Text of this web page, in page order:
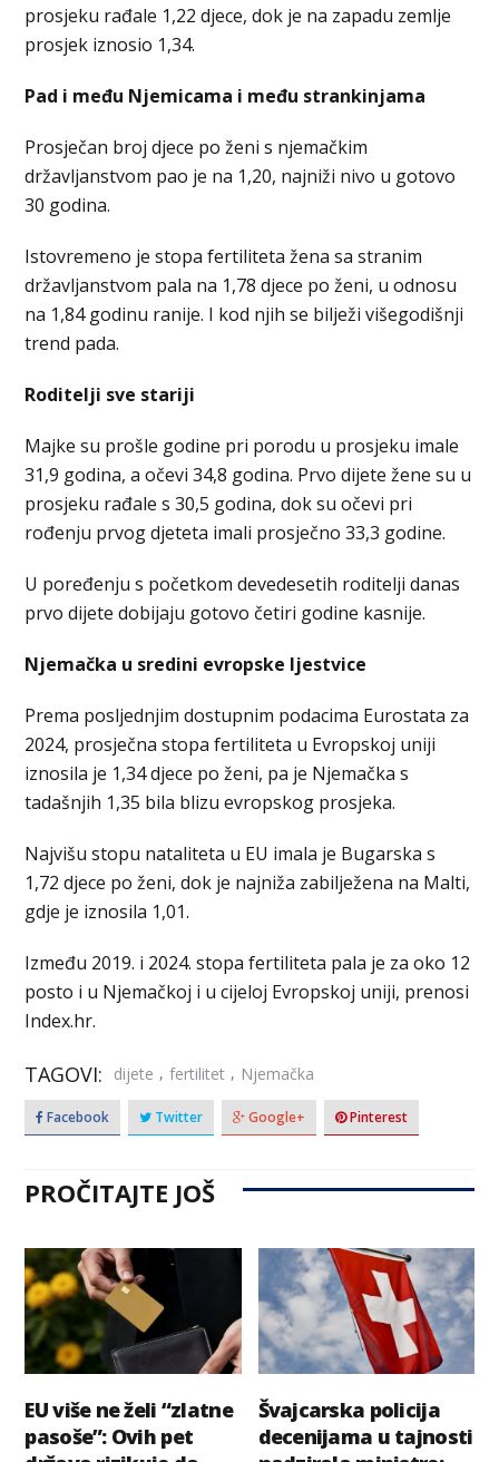
prosjeku rađale 1,22 djece, dok je na zapadu zemlje
prosjek iznosio 1,34.
Pad i među Njemicama i među strankinjama
Prosječan broj djece po ženi s njemačkim
državljanstvom pao je na 1,20, najniži nivo u gotovo
30 godina.
Istovremeno je stopa fertiliteta žena sa stranim
državljanstvom pala na 1,78 djece po ženi, u odnosu
na 1,84 godinu ranije. I kod njih se bilježi višegodišnji
trend pada.
Roditelji sve stariji
Majke su prošle godine pri porodu u prosjeku imale
31,9 godina, a očevi 34,8 godina. Prvo dijete žene su u
prosjeku rađale s 30,5 godina, dok su očevi pri
rođenju prvog djeteta imali prosječno 33,3 godine.
U poređenju s početkom devedesetih roditelji danas
prvo dijete dobijaju gotovo četiri godine kasnije.
Njemačka u sredini evropske ljestvice
Prema posljednjim dostupnim podacima Eurostata za
2024, prosječna stopa fertiliteta u Evropskoj uniji
iznosila je 1,34 djece po ženi, pa je Njemačka s
tadašnjih 1,35 bila blizu evropskog prosjeka.
Najvišu stopu nataliteta u EU imala je Bugarska s
1,72 djece po ženi, dok je najniža zabilježena na Malti,
gdje je iznosila 1,01.
Između 2019. i 2024. stopa fertiliteta pala je za oko 12
posto i u Njemačkoj i u cijeloj Evropskoj uniji, prenosi
Index.hr.
TAGOVI: dijete , fertilitet , Njemačka
Facebook Twitter Google+ Pinterest
PROČITAJTE JOŠ
EU više ne želi “zlatne
pasoše”: Ovih pet
Švajcarska policija
decenijama u tajnosti